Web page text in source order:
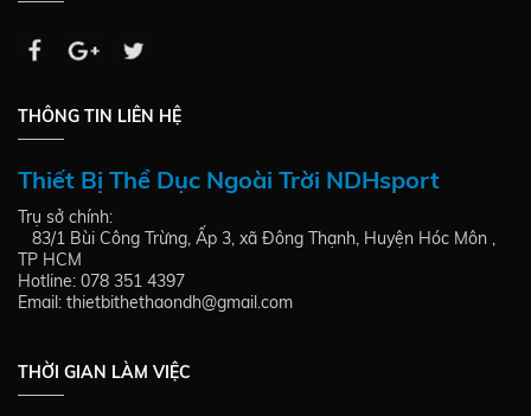
THÔNG TIN LIÊN HỆ
Thiết Bị Thể Dục Ngoài Trời NDHsport
Trụ sở chính:
83/1 Bùi Công Trừng, Ấp 3, xã Đông Thạnh, Huyện Hóc Môn ,
TP HCM
Hotline: 078 351 4397
Email: thietbithethaondh@gmail.com
THỜI GIAN LÀM VIỆC